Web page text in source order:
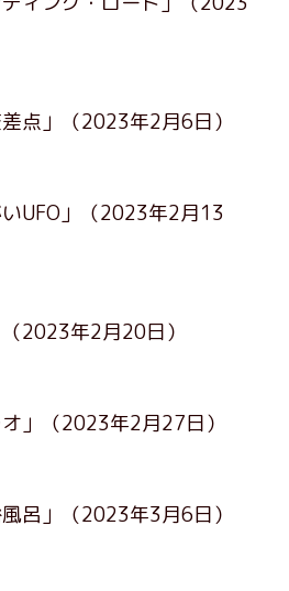
点」 （2023年2月6日）
UFO」
（2023年2月13
（2023年2月20日）
」 （2023年2月27日）
呂」 （2023年3月6日）